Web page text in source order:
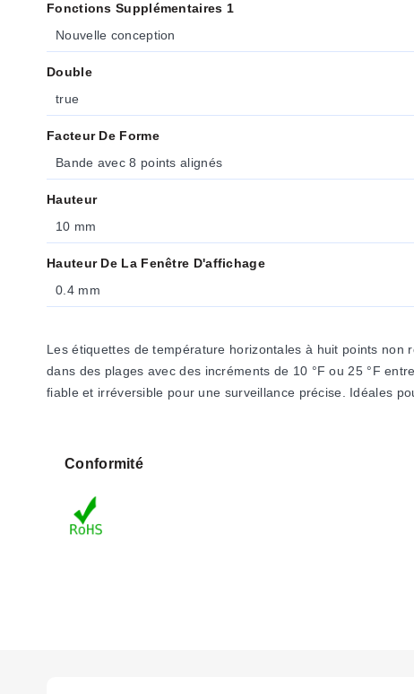
Fonctions Supplémentaires 1
Nouvelle conception
Double
true
Facteur De Forme
Bande avec 8 points alignés
Hauteur
10 mm
Hauteur De La Fenêtre D'affichage
0.4 mm
Les étiquettes de température horizontales à huit points
dans des plages avec des incréments de 10 °F ou 25 °F
fiable et irréversible pour une surveillance précise. Idéales
Conformité